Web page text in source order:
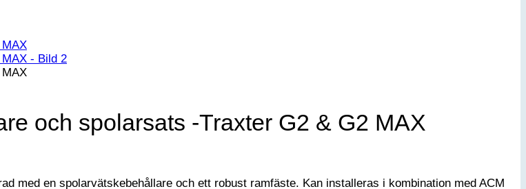
och spolarsats -Traxter G2 & G2 MAX
med en spolarvätskebehållare och ett robust ramfäste. Kan installeras i kombination med ACM